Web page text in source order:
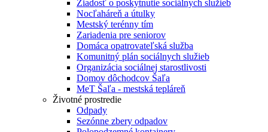
Žiadosť o poskytnutie sociálnych služieb
Nocľaháreň a útulky
Mestský terénny tím
Zariadenia pre seniorov
Domáca opatrovateľská služba
Komunitný plán sociálnych služieb
Organizácia sociálnej starostlivosti
Domov dôchodcov Šaľa
MeT Šaľa - mestská tepláreň
Životné prostredie
Odpady
Sezónne zbery odpadov